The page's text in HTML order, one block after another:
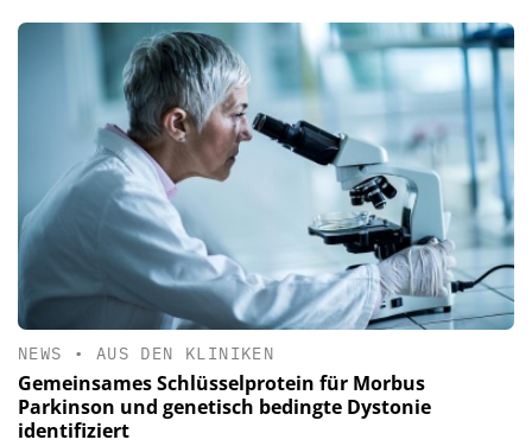
NEWS • AUS DEN KLINIKEN
Gemeinsames Schlüsselprotein für Morbus
Parkinson und genetisch bedingte Dystonie
identifiziert